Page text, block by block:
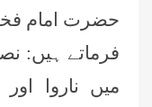
حضرت امام فخر
فرماتے ہیں:
میں ناروا